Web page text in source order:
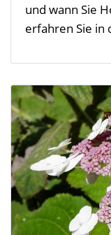
und wann Sie
erfahren Sie in